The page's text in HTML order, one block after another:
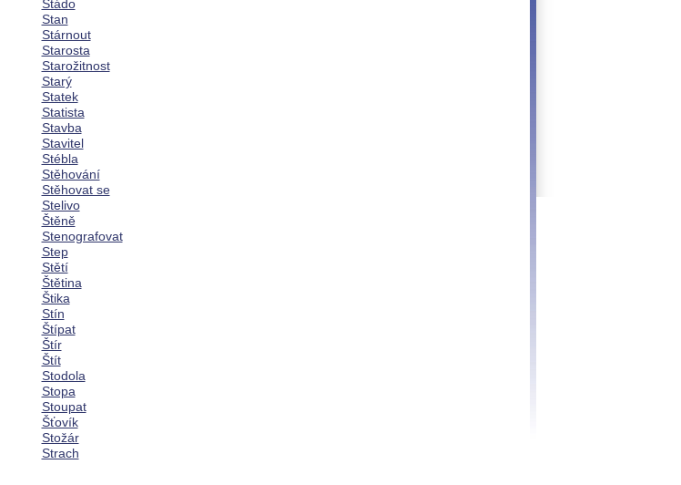
Stádo
Stan
Stárnout
Starosta
Starožitnost
Starý
Statek
Statista
Stavba
Stavitel
Stébla
Stěhování
Stěhovat se
Stelivo
Štěně
Stenografovat
Step
Stětí
Štětina
Štika
Stín
Štípat
Štír
Štít
Stodola
Stopa
Stoupat
Šťovík
Stožár
Strach